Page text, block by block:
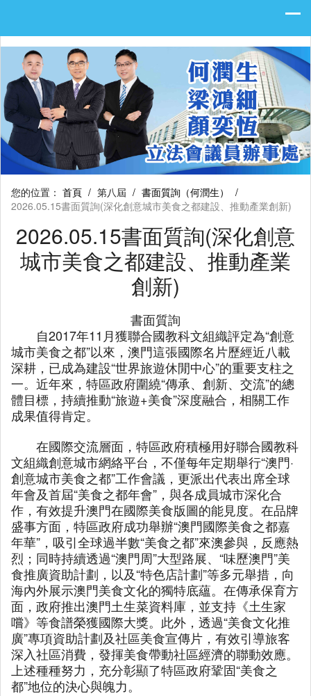
您的位置： 首頁 / 第八屆 / 書面質詢（何潤生）
/
2026.05.15書面質詢(深化創意城市美食之都建設、推動產業創新)
2026.05.15書面質詢(深化創意
城市美食之都建設、推動產業
創新)
書面質詢
自2017年11月獲聯合國教科文組織評定為“創意
城市美食之都”以來，澳門這張國際名片歷經近八載
深耕，已成為建設“世界旅遊休閒中心”的重要支柱之
一。近年來，特區政府圍繞“傳承、創新、交流”的總
體目標，持續推動“旅遊+美食”深度融合，相關工作
成果值得肯定。
在國際交流層面，特區政府積極用好聯合國教科
文組織創意城市網絡平台，不僅每年定期舉行“澳門·
創意城市美食之都”工作會議，更派出代表出席全球
年會及首屆“美食之都年會”，與各成員城市深化合
作，有效提升澳門在國際美食版圖的能見度。在品牌
盛事方面，特區政府成功舉辦“澳門國際美食之都嘉
年華”，吸引全球過半數“美食之都”來澳參與，反應熱
烈；同時持續透過“澳門周”大型路展、“味歷澳門”美
食推廣資助計劃，以及“特色店計劃”等多元舉措，向
海內外展示澳門美食文化的獨特底蘊。在傳承保育方
面，政府推出澳門土生菜資料庫，並支持《土生家
嚐》等食譜榮獲國際大獎。此外，透過“美食文化推
廣”專項資助計劃及社區美食宣傳片，有效引導旅客
深入社區消費，發揮美食帶動社區經濟的聯動效應。
上述種種努力，充分彰顯了特區政府鞏固“美食之
都”地位的決心與魄力。